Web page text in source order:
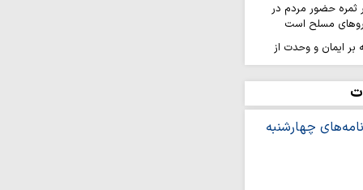
ثمره حضور مردم در
مسلح است
بر ایمان و وحدت از
نمی‌کند
اسلامی در سایه
می‌شود
صهیونیستی به جنوب